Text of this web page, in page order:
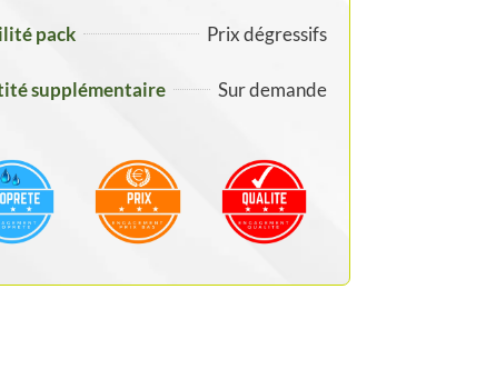
pack Prix dégressifs
supplémentaire Sur demande